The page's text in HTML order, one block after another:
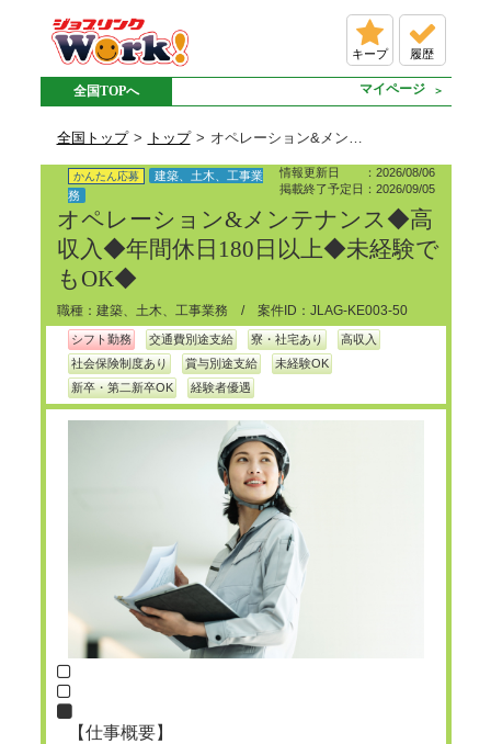
キープ 履歴
全国TOPへ マイページ
全国トップ トップ オペレーション&メンテナンス◆高収入◆年間休日180日以上◆未経験でもOK◆の派遣求人情報
情報更新日 ：2026/08/06
掲載終了予定日：2026/09/05
かんたん応募
建築、土木、工事業
務
オペレーション&メンテナンス◆高
収入◆年間休日180日以上◆未経験で
もOK◆
職種：建築、土木、工事業務 / 案件ID：JLAG-KE003-50
シフト勤務 交通費別途支給 寮・社宅あり
高収入
社会保険制度あり
賞与別途支給
未経験OK
新卒・第二新卒OK
経験者優遇
【仕事概要】